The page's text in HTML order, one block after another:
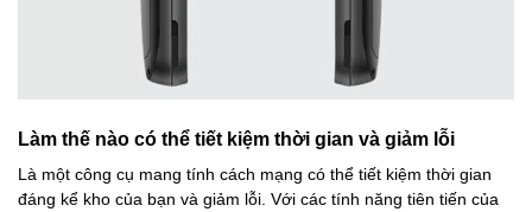
Làm thế nào có thể tiết kiệm thời gian và giảm lỗi
Là một công cụ mang tính cách mạng có thể tiết kiệm thời gian
đáng kể kho của bạn và giảm lỗi. Với các tính năng tiên tiến của